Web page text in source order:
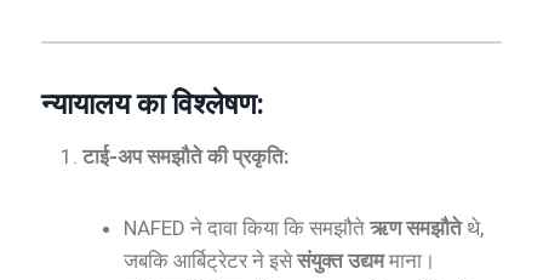
न्यायालय का विश्लेषण:
टाई-अप समझौते की प्रकृति:
NAFED ने दावा किया कि समझौते ऋण समझौतेथे,
जबकि आर्बिट्रेटर ने इसेसंयुक्त उद्यममाना।